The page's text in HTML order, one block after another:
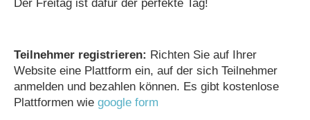
Der Freitag ist dafür der perfekte Tag!
Teilnehmer registrieren: Richten Sie auf Ihrer
Website eine Plattform ein, auf der sich Teilnehmer
anmelden und bezahlen können. Es gibt kostenlose
Plattformen wie google form